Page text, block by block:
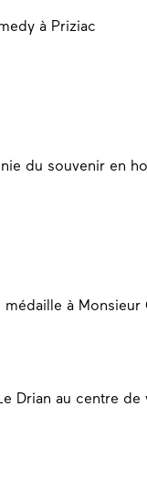
à Priziac
du souvenir en
à
Drian au centre